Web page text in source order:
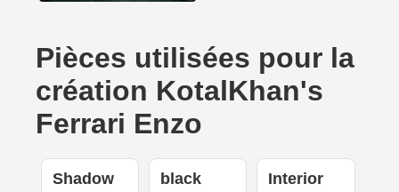
Pièces utilisées pour la
création KotalKhan's
Ferrari Enzo
Shadow black Interior